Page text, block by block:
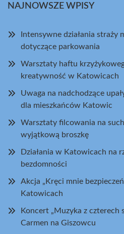
NAJNOWSZE WPISY
Intensywne działania
dotyczące parkowania
Warsztaty haftu
kreatywność w Katowicach
Uwaga na nadchodzące
dla mieszkańców Katowic
Warsztaty filcowania na
wyjątkową broszkę
Działania w Katowicach na
bezdomności
Akcja „Kręci mnie
Katowicach
Koncert „Muzyka z czterech
Carmen na Giszowcu